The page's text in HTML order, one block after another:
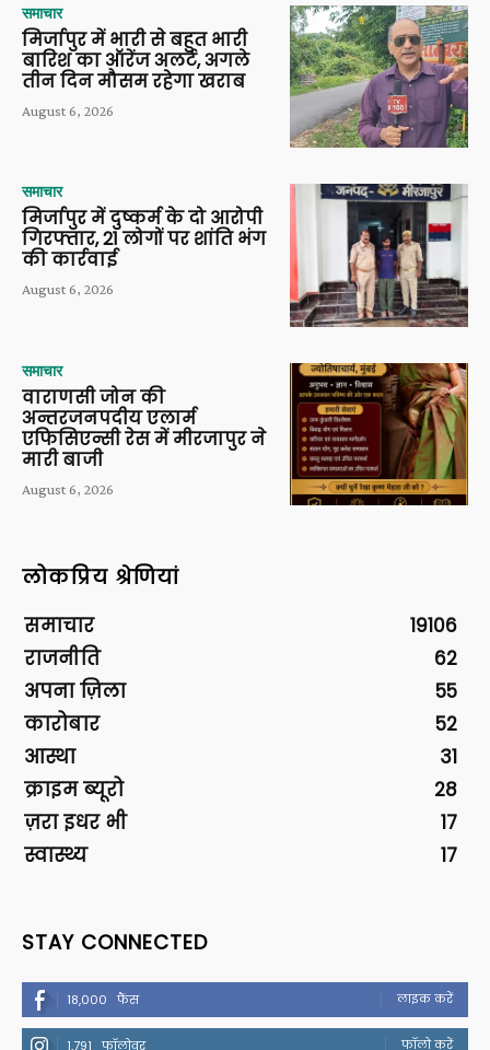
समाचार
मिर्जापुर में भारी से बहुत भारी
बारिश का ऑरेंज अलर्ट, अगले
तीन दिन मौसम रहेगा खराब
August 6, 2026
समाचार
मिर्जापुर में दुष्कर्म के दो आरोपी
गिरफ्तार, 21 लोगों पर शांति भंग
की कार्रवाई
August 6, 2026
समाचार
वाराणसी जोन की
अन्तरजनपदीय एलार्म
एफिसिएन्सी रेस में मीरजापुर ने
मारी बाजी
August 6, 2026
लोकप्रिय श्रेणियां
समाचार
19106
राजनीति
62
अपना ज़िला
55
कारोबार
52
आस्था
31
क्राइम ब्यूरो
28
ज़रा इधर भी
17
स्वास्थ्य
17
STAY CONNECTED
18,000 फैंस लाइक करें
1,791 फॉलोवर फॉलो करें